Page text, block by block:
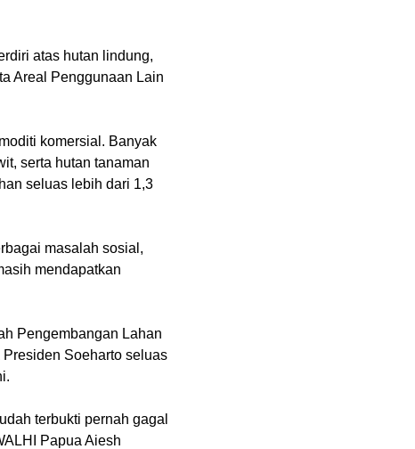
atas hutan lindung,
Areal Penggunaan Lain
komersial. Banyak
serta hutan tanaman
seluas lebih dari 1,3
masalah sosial,
mendapatkan
Pengembangan Lahan
Soeharto seluas
terbukti pernah gagal
Papua Aiesh